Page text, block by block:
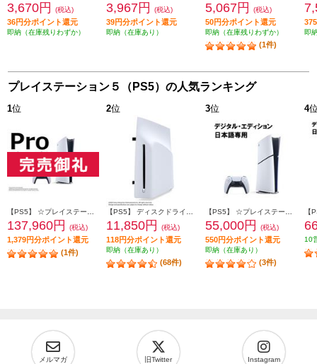
3,670円 (税込)
36円分ポイント還元
即納（在庫残りわずか）
3,967円 (税込)
39円分ポイント還元
即納（在庫あり）
5,067円 (税込)
50円分ポイント還元
即納（在庫残りわずか）
(1件)
即
プレイステーション５（PS5）の人気ランキング
1位
137,960円 (税込)
1,379円分ポイント還元
(1件)
2位
11,850円 (税込)
118円分ポイント還元
即納（在庫あり）
(68件)
3位
55,000円 (税込)
550円分ポイント還元
即納（在庫あり）
(3件)
4
10
メルマガ 旧Twitter Instagram